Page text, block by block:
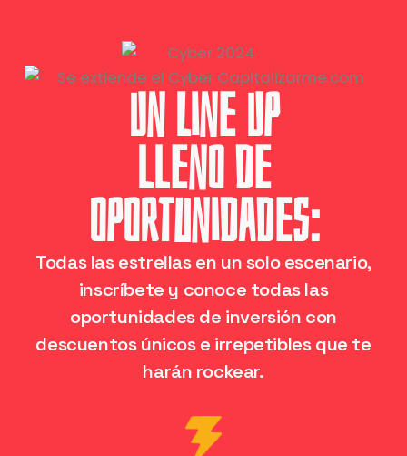
Un Line Up
lleno de
oportunidades:
Todas las estrellas en un solo escenario,
inscríbete y conoce todas las
oportunidades de inversión con
descuentos únicos e irrepetibles que te
harán rockear.